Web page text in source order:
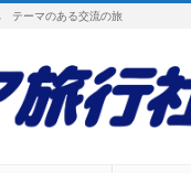
テーマのある交流の旅